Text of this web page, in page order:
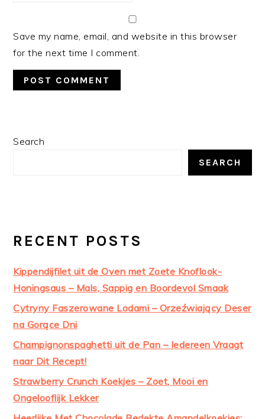
Save my name, email, and website in this browser
for the next time I comment.
PRIMARY
Search
SEARCH
RECENT POSTS
Kippendijfilet uit de Oven met Zoete Knoflook-
Honingsaus – Mals, Sappig en Boordevol Smaak
Cytryny Faszerowane Lodami – Orzeźwiający Deser
na Gorące Dni
Champignonspaghetti uit de Pan – Iedereen Vraagt
naar Dit Recept!
Strawberry Crunch Koekjes – Zoet, Mooi en
Ongelooflijk Lekker